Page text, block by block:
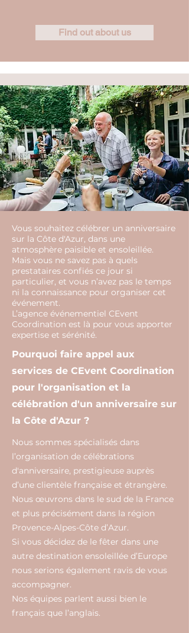
Find out about us
Vous souhaitez célébrer un anniversaire
sur la Côte d'Azur, dans une
atmosphère paisible et ensoleillée.
Mais vous ne savez pas à quels
prestataires confiés ce jour si
particulier, et vous n’avez pas le temps
ni la connaissance pour organiser cet
événement.
L’agence événementiel CEvent
Coordination est là pour vous apporter
expertise et sérénité.
Pourquoi faire appel aux
services de CEvent Coordination
pour l'organisation et la
célébration d'un anniversaire sur
la Côte d'Azur ?
Nous sommes spécialisés dans
l’organisation de célébrations
d'anniversaire, prestigieuse auprès
d’une clientèle française et étrangère.
Nous œuvrons dans le sud de la France
et plus précisément dans la région
Provence-Alpes-Côte d’Azur.
Si vous décidez de le fêter dans une
autre destination ensoleillée d’Europe
nous serions également ravis de vous
accompagner.
Nos équipes parlent aussi bien le
français que l’anglais.